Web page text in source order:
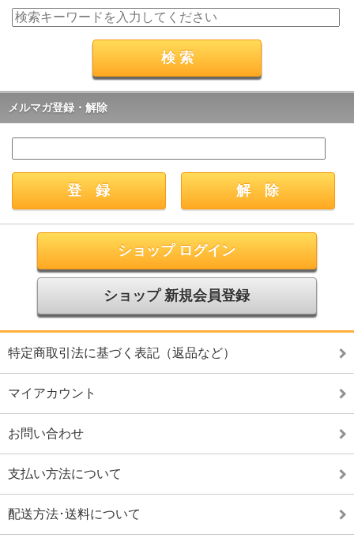
メルマガ登録・解除
ショップ ログイン
ショップ 新規会員登録
特定商取引法に基づく表記（返品など）
マイアカウント
お問い合わせ
支払い方法について
配送方法･送料について